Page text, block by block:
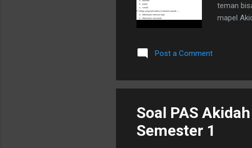
teman
mapel
…. 4.
adalah ….
Post a Comment
Soal PAS
Semester 1